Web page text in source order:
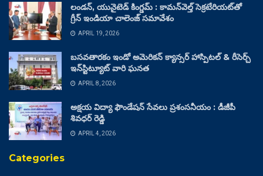
లండన్, యునైటెడ్ కింగ్డమ్ : కామన్‌వెల్త్ సెక్రటేరియట్‌తో
గ్రీన్ ఇండియా చాలెంజ్ సమావేశం
APRIL 19, 2026
బసవతారకం ఇండో అమెరికన్ క్యాన్సర్ హాస్పిటల్ & రీసెర్చ్
ఇన్‌స్టిట్యూట్ వారి ఘనత
APRIL 8, 2026
అక్షయ విద్యా ఫౌండేషన్ సేవలు ప్రశంసనీయం : డీజీపీ
శివధర్ రెడ్డి
APRIL 4, 2026
Categories